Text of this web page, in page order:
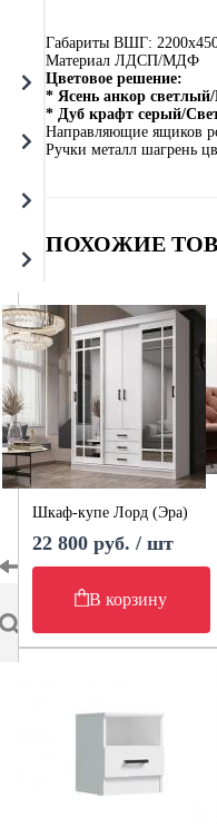
Габариты ВШГ:
Материал ЛДСП/МДФ
Цветовое решение:
* Ясень анкор
* Дуб крафт серый/
Направляющие ящиков
Ручки металл шагрень
ПОХОЖИЕ
Шкаф-купе Лорд (Эра)
22 800 руб. / шт
В корзину